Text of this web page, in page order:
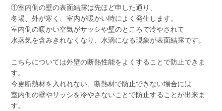
①室内側の壁の表面結露は先ほど申した通り、
冬場、外が寒く、室内が暖かい時によく発生します。
室内側の暖かい空気がサッシや壁のところで冷やされて
水蒸気を含みきれなくなり、水滴になる現象が表面結露です。
こちらについては外壁の断熱性能をよくすることで防止できま
す。
今更断熱材を入れれない、断熱材で防止できない場合には
室内側の壁やサッシを冷やさないことで防止することが出来ま
す。